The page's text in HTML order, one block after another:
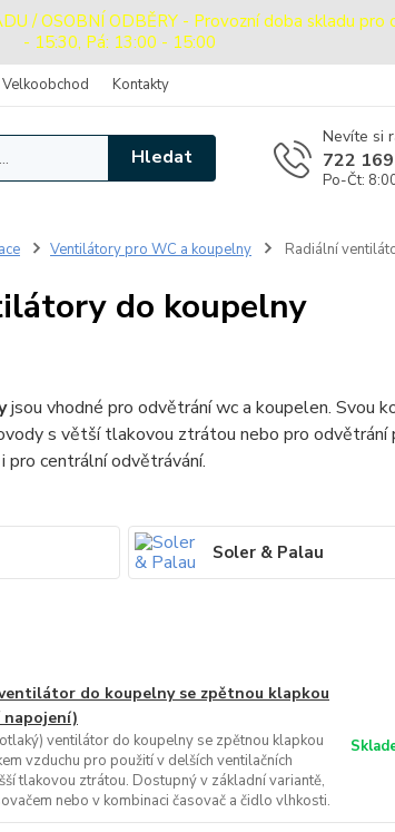
/ OSOBNÍ ODBĚRY - Provozní doba skladu
- 15:30, Pá: 13:00 - 15:00
Velkoobchod Kontakty
Hledat
Nevíte si
722
Po-Čt:
Ventilátory pro WC a koupelny Radiální
do koupelny
jsou vhodné pro odvětrání wc a koupelen. Svou
s větší tlakovou ztrátou nebo pro odvětrání
pro centrální odvětrávání.
Soler & Palau
do koupelny se zpětnou klapkou
ventilátor do koupelny se zpětnou klapkou
vzduchu pro použití v delších ventilačních
tlakovou ztrátou. Dostupný v základní variantě,
nebo v kombinaci časovač a čidlo vlhkosti.